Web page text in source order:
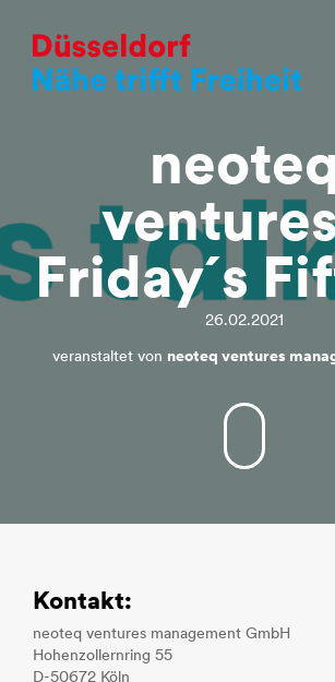
Friday´s
26.02.2021
veranstaltet von neoteq ventures
Kontakt:
neoteq ventures management GmbH
Hohenzollernring 55
D-50672 Köln